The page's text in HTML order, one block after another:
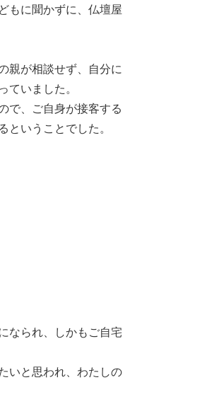
もに聞かずに、仏壇屋
親が相談せず、自分に
いました。
で、ご自身が接客する
いうことでした。
なられ、しかもご自宅
いと思われ、わたしの